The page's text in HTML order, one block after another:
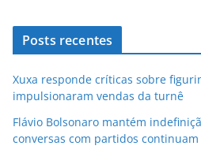
Posts recentes
Xuxa responde críticas sobre
impulsionaram vendas da turnê
Flávio Bolsonaro mantém
conversas com partidos continuam